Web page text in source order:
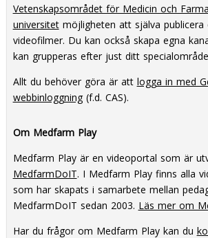
Vetenskapsområdet för Medicin och
universitetmöjligheten att själva publicera
videofilmer. Du kan också skapa egna
kan grupperas efter just ditt
Allt du behöver göra är att logga in med
webbinloggning(f.d. CAS).
Om Medfarm Play
Medfarm Play är en videoportal som är
MedfarmDoIT. I Medfarm Play finns alla
som har skapats i samarbete mellan
MedfarmDoIT sedan 2003. Läs mer om
Har du frågor om Medfarm Play kan du